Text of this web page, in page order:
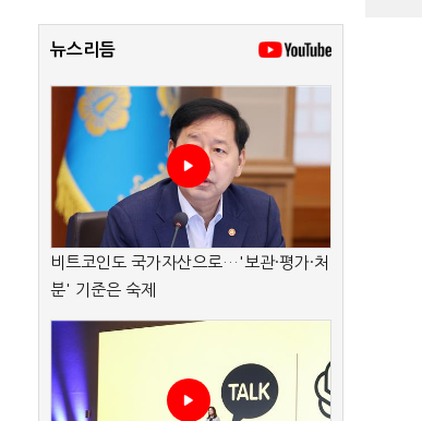
뉴스리듬
비트코인도 국가자산으로…'보관·평가·처
분' 기준은 숙제